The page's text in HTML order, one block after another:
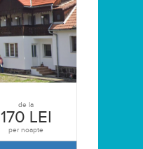
de la
170 LEI
per noapte